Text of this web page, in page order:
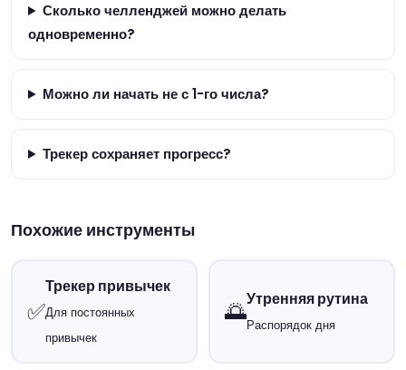
Сколько челленджей можно делать
одновременно?
Можно ли начать не с 1-го числа?
Трекер сохраняет прогресс?
Похожие инструменты
✅
Трекер привычек
Для постоянных
привычек
🌅Утренняя рутина
Распорядок дня